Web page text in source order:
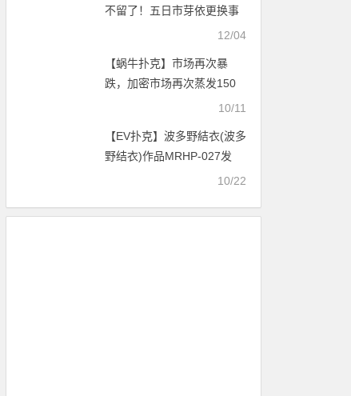
不留了！五日市芽依更换事
务所！【EV扑克官网】12/04
【蜗牛扑克】市场再次暴
跌，加密市场再次蒸发150
10/11
【EV扑克】波多野結衣(波多
野结衣)作品MRHP-027发
布！有穿衣也看得出来！人
中出【EV扑克官网】
10/22